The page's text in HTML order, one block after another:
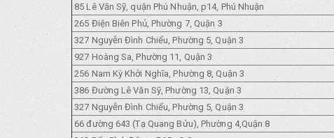
85 Lê Văn Sỹ, quận Phú Nhuận, p14, Phú Nhuận
265 Điện Biên Phủ, Phường 7, Quận 3
327 Nguyễn Đình Chiểu, Phường 5, Quận 3
927 Hoàng Sa, Phường 11, Quận 3
256 Nam Kỳ Khởi Nghĩa, Phường 8, Quận 3
386 Đường Lê Văn Sỹ, Phường 13, Quận 3
327 Nguyễn Đình Chiểu, Phường 5, Quận 3
66 đường 643 (Tạ Quang Bửu), Phường 4,Quận 8